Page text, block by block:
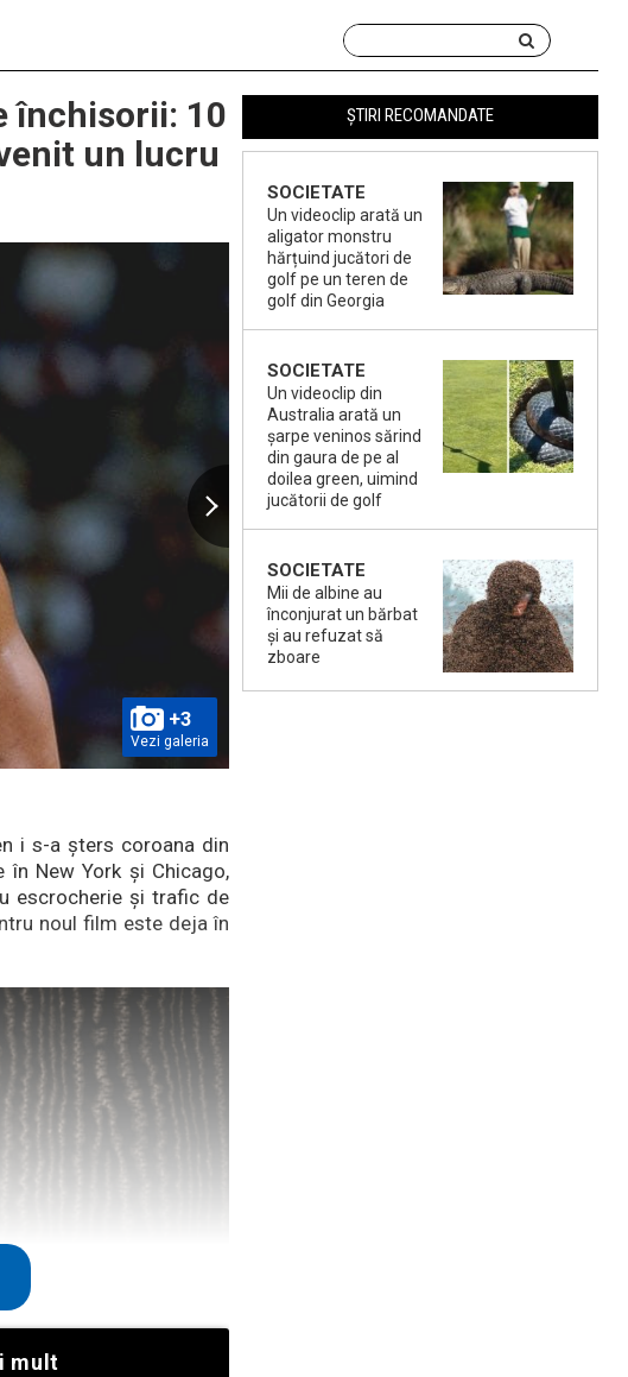
închisorii: 10
un lucru
+3
Vezi galeria
i s-a șters coroana din
în New York și Chicago,
escrocherie și trafic de
noul film este deja în
mult
ȘTIRI RECOMANDATE
SOCIETATE
Un videoclip arată un
aligator monstru
hărțuind jucători de
golf pe un teren de
golf din Georgia
SOCIETATE
Un videoclip din
Australia arată un
șarpe veninos sărind
din gaura de pe al
doilea green, uimind
jucătorii de golf
SOCIETATE
Mii de albine au
înconjurat un bărbat
și au refuzat să
zboare